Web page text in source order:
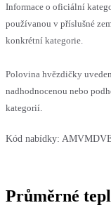
Informace o oficiální
používanou v příslušné
konkrétní kategorie.
Polovina hvězdičky
nadhodnocenou nebo
kategorií.
Kód nabídky:
Průměrné